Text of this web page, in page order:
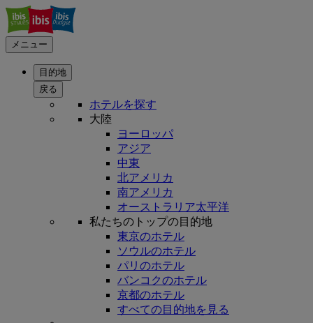
メニュー
目的地
戻る
ホテルを探す
大陸
ヨーロッパ
アジア
中東
北アメリカ
南アメリカ
オーストラリア太平洋
私たちのトップの目的地
東京のホテル
ソウルのホテル
パリのホテル
バンコクのホテル
京都のホテル
すべての目的地を見る